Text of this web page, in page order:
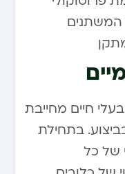
המשתנים
חיים מחייבת
בתחילת
של כל